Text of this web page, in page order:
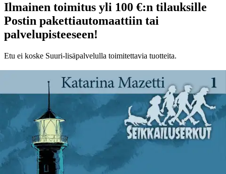
Ilmainen toimitus yli 100 €:n tilauksille
Postin pakettiautomaattiin tai
palvelupisteeseen!
Etu ei koske Suuri‑lisäpalvelulla toimitettavia tuotteita.
Tarkista myymäläsaatavuus
Ei saatavilla